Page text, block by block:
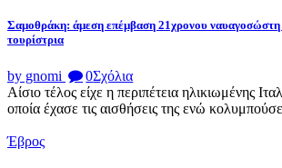
Σαμοθράκη: άμεση επέμβαση 21χρονου ναυαγοσώστη
τουρίστρια
by gnomi 0Σχόλια
Αίσιο τέλος είχε η περιπέτεια ηλικιωμένης
οποία έχασε τις αισθήσεις της ενώ
Έβρος